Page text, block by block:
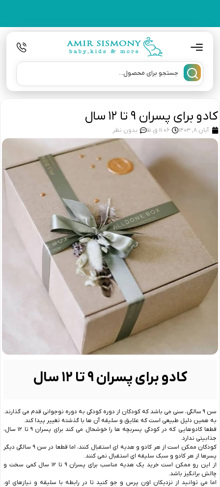
کادو برای پسران ۹ تا ۱۲ سال
آبان 8, 1403 11:06 ق.ظ بدون نظر
کادو برای پسران۹تا ۱۲سال
سن ۹ سالگی، سنی می باشد که کودکان از دوره کودکی به دوره نوجوانی قدم می گذارند.
به همین دلیل طبیعی است که علایق و سلیقه آن ها با گذشته تغییر پیدا کند.
قطعا کادوهایی که در کودکی پسربچه ها را خوشحال می کند برای پسران ۹ تا ۱۲ سال،
جذابیتی ندارد.
کودکان ممکن است از هر کادو و هدیه ای استقبال کنند، اما قطعا در سن ۹ سالگی دیگر
پسرها از هر کادو و سبک سلیقه ای استقبال نمی کنند.
از این رو ممکن است خرید یک هدیه مناسب برای پسران ۹ تا ۱۲ سال کمی سخت و
چالش برانگیز باشد.
اما می توانید از نزدیکان اون پرس و جو کنید تا در رابطه با سلیقه و نیازهای او،